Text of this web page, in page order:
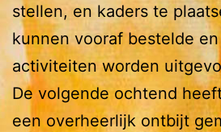
stellen, en kaders te
kunnen vooraf bestelde
activiteiten worden
De volgende ochtend
een overheerlijk ontbijt